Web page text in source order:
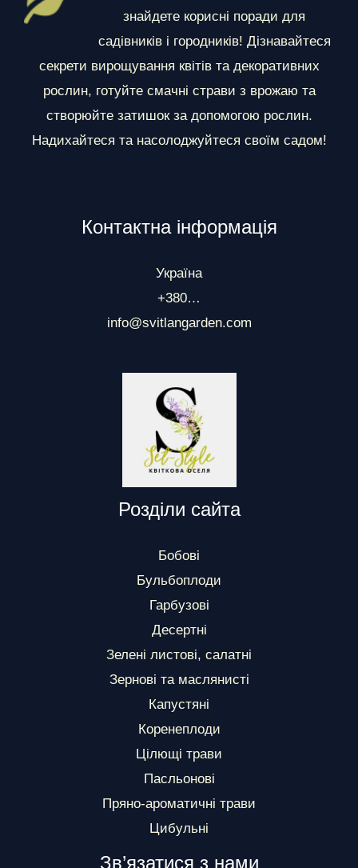
л
знайдете корисні поради для
садівників і городників! Дізнавайтеся
секрети вирощування квітів та декоративних
рослин, готуйте смачні страви з врожаю та
створюйте затишок за допомогою рослин.
Надихайтеся та насолоджуйтеся своїм садом!
Контактна інформація
Україна
+380…
info@svitlangarden.com
Розділи сайта
Бобові
Бульбоплоди
Гарбузові
Десертні
Зелені листові, салатні
Зернові та маслянисті
Капустяні
Коренеплоди
Цілющі трави
Пасльонові
Пряно-ароматичні трави
Цибульні
Зв’язатися з нами